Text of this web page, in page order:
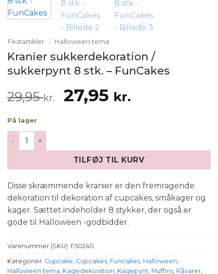
Festartikler / Halloween tema
Kranier sukkerdekoration /
sukkerpynt 8 stk. – FunCakes
29,95kr.
Den
var:
29,95 kr..
27,95 kr.Den
er:
27,95 kr..
På lager
Kranier sukkerdekoration / sukkerpynt 8 stk. -
TILFØJ TIL KURV
Disse skræmmende kranier er den fremragende
dekoration til dekoration af cupcakes, småkager og
kager. Sættet indeholder 8 stykker, der også er
gode til Halloween -godbidder.
Varenummer (SKU): F50240
Kategorier: Cupcake Cupcakes Funcakes Halloween
Halloween tema Kagedekoration Kagepynt Muffins Råvarer